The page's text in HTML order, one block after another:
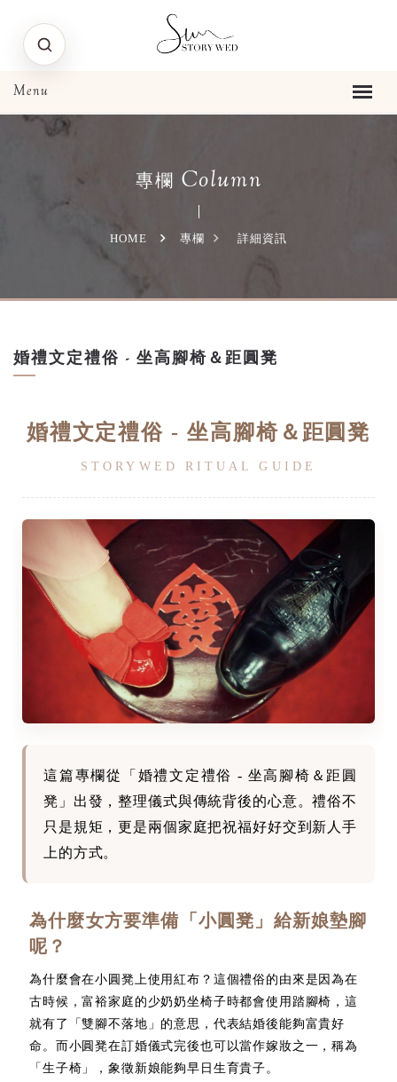
專欄 Column
HOME 專欄 詳細資訊
婚禮文定禮俗 - 坐高腳椅＆距圓凳
婚禮文定禮俗 - 坐高腳椅＆距圓凳
STORYWED RITUAL GUIDE
這篇專欄從「婚禮文定禮俗 - 坐高腳椅＆距圓
凳」出發，整理儀式與傳統背後的心意。禮俗不
只是規矩，更是兩個家庭把祝福好好交到新人手
上的方式。
為什麼女方要準備「小圓凳」給新娘墊腳
呢？
為什麼會在小圓凳上使用紅布？這個禮俗的由來是因為在
古時候，富裕家庭的少奶奶坐椅子時都會使用踏腳椅，這
就有了「雙腳不落地」的意思，代表結婚後能夠富貴好
命。而小圓凳在訂婚儀式完後也可以當作嫁妝之一，稱為
「生子椅」，象徵新娘能夠早日生育貴子。